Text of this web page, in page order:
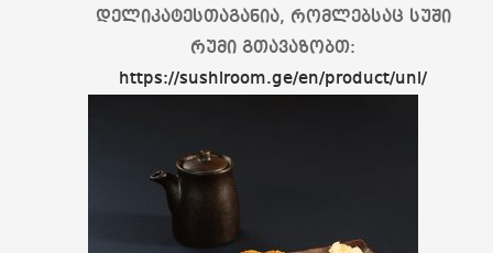
დელიკატესთაგანია, რომლებსაც სუში
რუმი გთავაზობთ:
https://sushiroom.ge/en/product/uni/